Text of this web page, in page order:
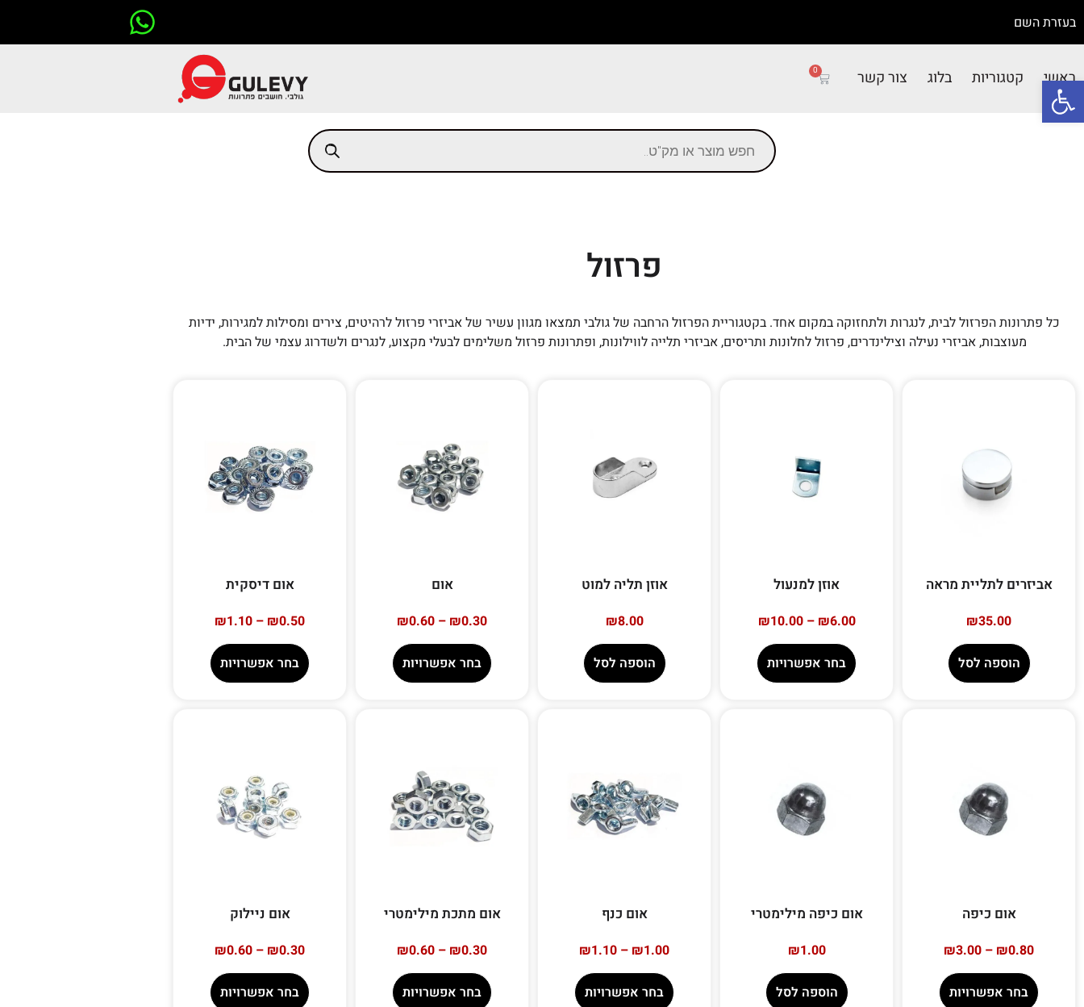
פתח סרגל נגישות
בעזרת השם
ראשי קטגוריות בלוג צור קשר 0
פרזול
כל פתרונות הפרזול לבית, לנגרות ולתחזוקה במקום אחד. בקטגוריית הפרזול הרחבה של גולבי תמצאו מגוון עשיר של אביזרי פרזול לרהיטים, צירים ומסילות למגירות, ידיות
מעוצבות, אביזרי נעילה וצילינדרים, פרזול לחלונות ותריסים, אביזרי תלייה לווילונות, ופתרונות פרזול משלימים לבעלי מקצוע, לנגרים ולשדרוג עצמי של הבית.
אביזרים לתליית מראה
₪35.00
הוספה לסל
אוזן למנעול
₪6.00
–
₪10.00
בחר אפשרויות
אוזן תליה למוט
₪8.00
הוספה לסל
אום
₪0.30
–
₪0.60
בחר אפשרויות
אום דיסקית
₪0.50
–
₪1.10
בחר אפשרויות
אום כיפה
₪0.80
–
₪3.00
בחר אפשרויות
אום כיפה מילימטרי
₪1.00
הוספה לסל
אום כנף
₪1.00
–
₪1.10
בחר אפשרויות
אום מתכת מילימטרי
₪0.30
–
₪0.60
בחר אפשרויות
אום ניילוק
₪0.30
–
₪0.60
בחר אפשרויות